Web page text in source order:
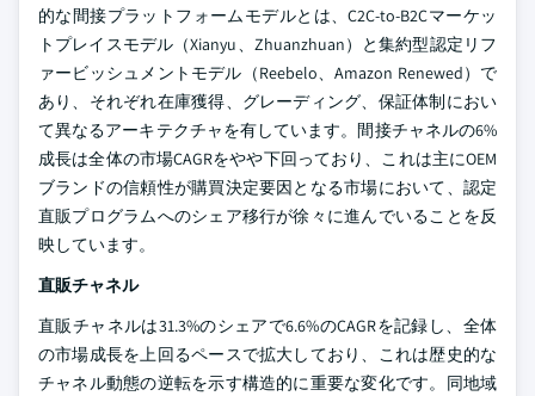
的な間接プラットフォームモデルとは、C2C-to-B2Cマーケッ
トプレイスモデル（Xianyu、Zhuanzhuan）と集約型認定リフ
ァービッシュメントモデル（Reebelo、Amazon Renewed）で
あり、それぞれ在庫獲得、グレーディング、保証体制におい
て異なるアーキテクチャを有しています。間接チャネルの6%
成長は全体の市場CAGRをやや下回っており、これは主にOEM
ブランドの信頼性が購買決定要因となる市場において、認定
直販プログラムへのシェア移行が徐々に進んでいることを反
映しています。
直販チャネル
直販チャネルは31.3%のシェアで6.6%のCAGRを記録し、全体
の市場成長を上回るペースで拡大しており、これは歴史的な
チャネル動態の逆転を示す構造的に重要な変化です。同地域